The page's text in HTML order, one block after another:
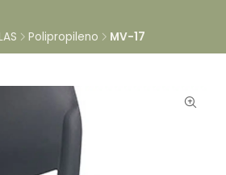
Polipropileno MV-17